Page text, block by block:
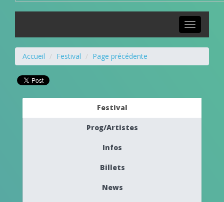
Toggle
navigation
Accueil Festival Page précédente
Festival
Prog/Artistes
Infos
Billets
News